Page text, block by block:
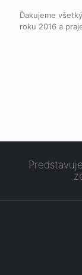
Ďakujeme
roku 2016 a